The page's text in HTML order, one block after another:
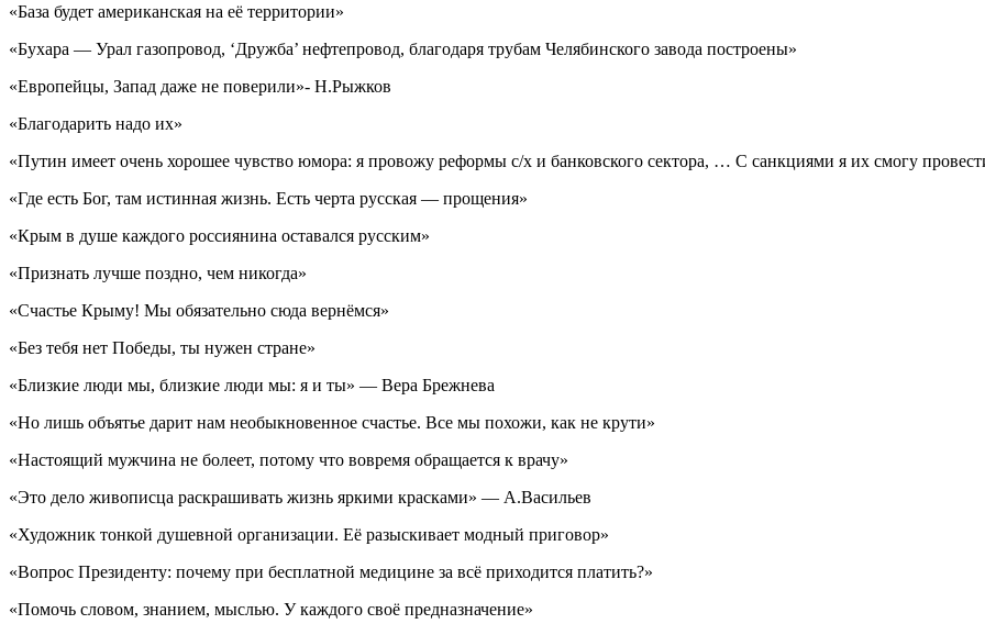
«База будет американская на её территории»
«Бухара — Урал газопровод, ‘Дружба’ нефтепровод, благодаря трубам Челябинского завода построены»
«Европейцы, Запад даже не поверили»- Н.Рыжков
«Благодарить надо их»
«Путин имеет очень хорошее чувство юмора: я провожу реформы с/х и банковского сектора, … С санкциями я их смогу
«Где есть Бог, там истинная жизнь. Есть черта русская — прощения»
«Крым в душе каждого россиянина оставался русским»
«Признать лучше поздно, чем никогда»
«Счастье Крыму! Мы обязательно сюда вернёмся»
«Без тебя нет Победы, ты нужен стране»
«Близкие люди мы, близкие люди мы: я и ты» — Вера Брежнева
«Но лишь объятье дарит нам необыкновенное счастье. Все мы похожи, как не крути»
«Настоящий мужчина не болеет, потому что вовремя обращается к врачу»
«Это дело живописца раскрашивать жизнь яркими красками» — А.Васильев
«Художник тонкой душевной организации. Её разыскивает модный приговор»
«Вопрос Президенту: почему при бесплатной медицине за всё приходится платить?»
«Помочь словом, знанием, мыслью. У каждого своё предназначение»